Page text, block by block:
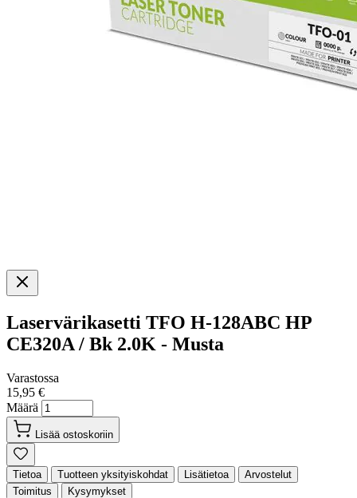
Laservärikasetti TFO H-128ABC HP
CE320A / Bk 2.0K - Musta
Varastossa
15,95 €
Määrä
Lisää ostoskoriin
Tietoa Tuotteen yksityiskohdat Lisätietoa
Arvostelut
Toimitus
Kysymykset